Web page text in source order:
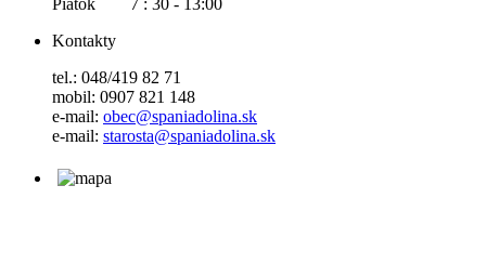
Piatok 7 : 30 - 13:00
Kontakty
tel.: 048/419 82 71
mobil: 0907 821 148
e-mail: obec@spaniadolina.sk
e-mail: starosta@spaniadolina.sk